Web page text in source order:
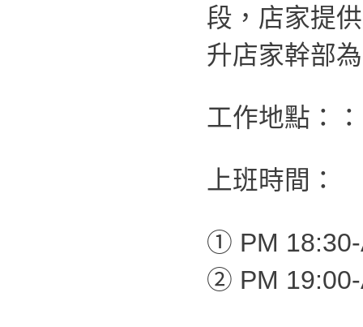
段，店家提
升店家幹部
工作地點：
上班時間：
① PM
② PM